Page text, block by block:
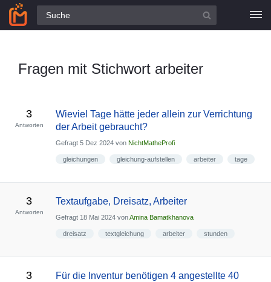
Alle Fragen
Fragen mit Stichwort arbeiter
3
Antworten
Wieviel Tage hätte jeder allein zur Verrichtung
der Arbeit gebraucht?
Gefragt 5 Dez 2024 von NichtMatheProfi
gleichungen gleichung-aufstellen arbeiter tage
3
Antworten
Textaufgabe, Dreisatz, Arbeiter
Gefragt 18 Mai 2024 vonAmina Bamatkhanova
dreisatz textgleichung arbeiter stunden
3
Für die Inventur benötigen 4 angestellte 40